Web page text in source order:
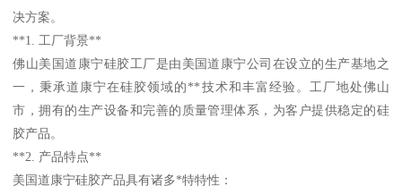
决方案。
**1. 工厂背景**
佛山美国道康宁硅胶工厂是由美国道康宁公司在设立的生产基地之
一，秉承道康宁在硅胶领域的**技术和丰富经验。工厂地处佛山
市，拥有的生产设备和完善的质量管理体系，为客户提供稳定的硅
胶产品。
**2. 产品特点**
美国道康宁硅胶产品具有诸多*特特性：